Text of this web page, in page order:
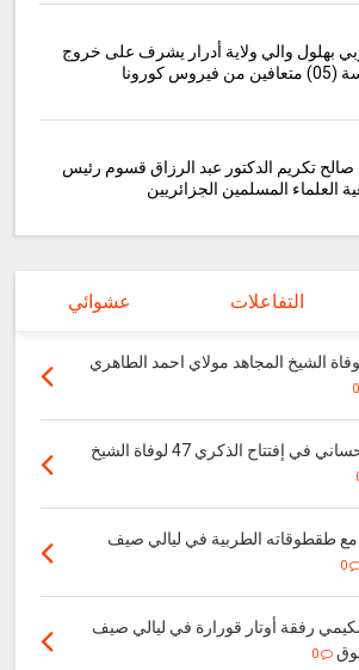
بهلول والي ولاية أدرار يشرف على خروج
فيروس كورونا
صالح تكريم الدكتور عبد الرزاق قسوم رئيس
العلماء المسلمين الجزائريين
التفاعلات عشوائي
الذكري 47 لوفاة الشيخ المجاهد مولاي احمد الطاهري
0
كلمة د. مولاي عمار حساني في إفتتاح الذكري 47 لوفاة الشيخ
طقطوقاته الطربية في ليالي صيف
0
رفقة أوتار قورارة في ليالي صيف
0